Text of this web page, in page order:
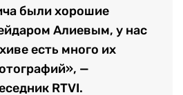
были хорошие
Алиевым, у нас
есть много их
—
RTVI.